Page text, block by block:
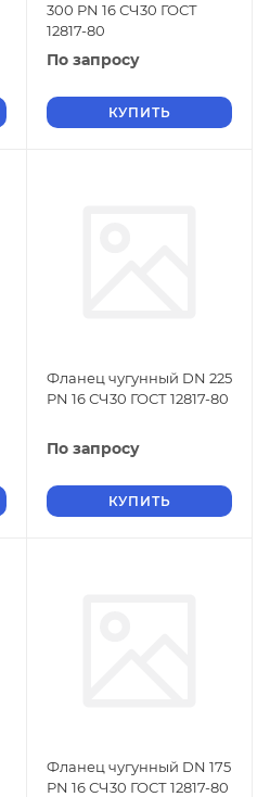
300 PN 16 СЧ30 ГОСТ
12817-80
По запросу
КУПИТЬ
Фланец чугунный DN 225
PN 16 СЧ30 ГОСТ 12817-80
По запросу
КУПИТЬ
Фланец чугунный DN 175
PN 16 СЧ30 ГОСТ 12817-80